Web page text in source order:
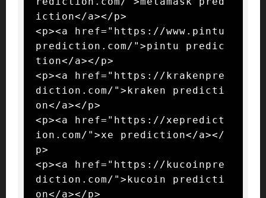
iction</a></p>
<p><a href="https://www.pintu
prediction.com/">pintu predic
tion</a></p>
<p><a href="https://krakenpre
diction.com/">kraken predicti
on</a></p>
<p><a href="https://xepredict
ion.com/">xe prediction</a></
p>
<p><a href="https://kucoinpre
diction.com/">kucoin predicti
on</a></p>